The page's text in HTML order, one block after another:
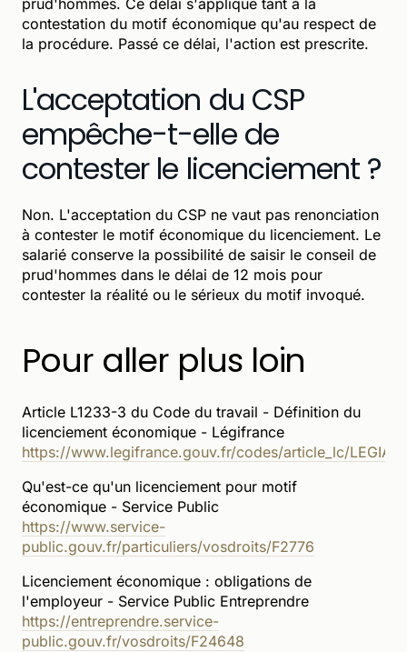
contestation du motif économique qu'au respect de
la procédure. Passé ce délai, l'action est prescrite.
L'acceptation du CSP
empêche-t-elle de
contester le licenciement ?
Non. L'acceptation du CSP ne vaut pas renonciation
à contester le motif économique du licenciement. Le
salarié conserve la possibilité de saisir le conseil de
prud'hommes dans le délai de 12 mois pour
contester la réalité ou le sérieux du motif invoqué.
Pour aller plus loin
Article L1233-3 du Code du travail - Définition du
licenciement économique - Légifrance
https://www.legifrance.gouv.fr/codes/article_lc/
Qu'est-ce qu'un licenciement pour motif
économique - Service Public
https://www.service-
public.gouv.fr/particuliers/vosdroits/F2776
Licenciement économique : obligations de
l'employeur - Service Public Entreprendre
https://entreprendre.service-
public.gouv.fr/vosdroits/F24648